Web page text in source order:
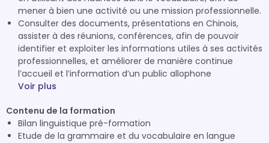
mener à bien une activité ou une mission professionnelle.
Consulter des documents, présentations en Chinois,
assister à des réunions, conférences, afin de pouvoir
identifier et exploiter les informations utiles à ses activités
professionnelles, et améliorer de manière continue
l’accueil et l’information d’un public allophone
Voir plus
Contenu de la formation
Bilan linguistique pré-formation
Etude de la grammaire et du vocabulaire en langue